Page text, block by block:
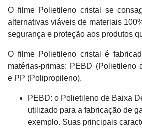
O filme Polietileno cristal se
alternativas viáveis de materiais
segurança e proteção aos produtos
O filme Polietileno cristal é
matérias-primas: PEBD (Polietileno
e PP (Polipropileno).
PEBD: o Polietileno de Baixa
utilizado para a fabricação de
exemplo. Suas principais